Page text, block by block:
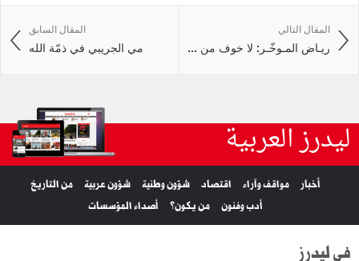
المقال السابق
مي الجريبي في ذمّة الله
المقال التالي
ريـاض المـوخّـر: لا خوف من ...
ليدرز العربية
أخبار مواقف وآراء اقتصاد شؤون وطنية شؤون عربية
من التاريخ
أدب وفنون
من يكون؟ أصداء المؤسسات
في ليدرز